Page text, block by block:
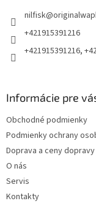
nilfisk@
+421915391216
+421915391216,
Informácie pre
Obchodné podmienky
Podmienky ochrany
Doprava a ceny dopravy
O nás
Servis
Kontakty